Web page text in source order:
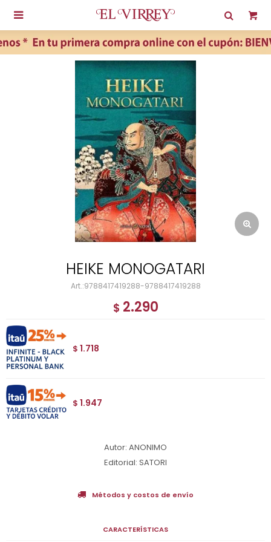

HEIKE MONOGATARI
9788417419288-9788417419288
$ 2.290
$ 1.718
$ 1.947
Autor: ANONIMO
Editorial: SATORI
Métodos y costos de envío
CARACTERÍSTICAS